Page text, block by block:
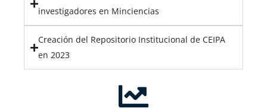
investigadores en Minciencias
Creación del Repositorio Institucional de CEIPA
en 2023